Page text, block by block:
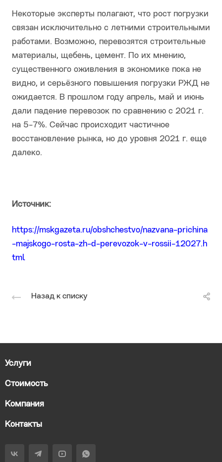
Некоторые эксперты полагают, что рост погрузки
связан исключительно с летними строительными
работами. Возможно, перевозятся строительные
материалы, щебень, цемент. По их мнению,
существенного оживления в экономике пока не
видно, и серьёзного повышения погрузки РЖД не
ожидается. В прошлом году апрель, май и июнь
дали падение перевозок по сравнению с 2021 г.
на 5-7%. Сейчас происходит частичное
восстановление рынка, но до уровня 2021 г. еще
далеко.
Источник:
https://mskgazeta.ru/obshchestvo/nazvana-prichina
-majskogo-rosta-zh-d-perevozok-v-rossii-12027.h
tml
Назад к списку
Услуги
Стоимость
Компания
Контакты